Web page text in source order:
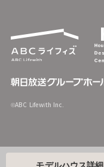
モデルハウス詳細
©ABC Lifewith Inc.